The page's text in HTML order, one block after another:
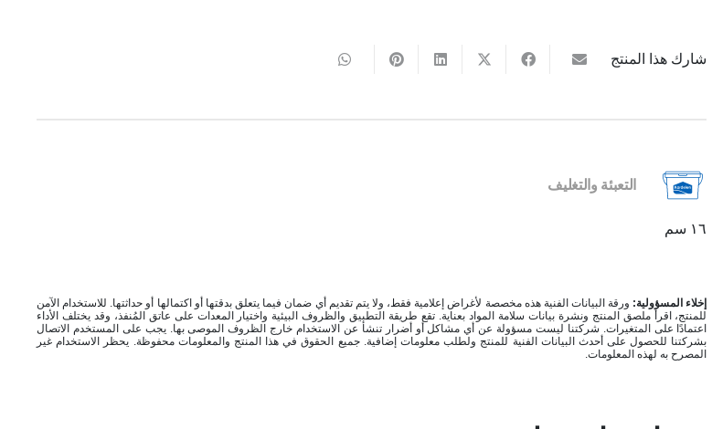
شارك هذا المنتج
التعبئة والتغليف
١٦ سم
إخلاء المسؤولية: ورقة البيانات الفنية هذه مخصصة لأغراض إعلامية فقط، ولا يتم تقديم أي ضمان فيما يتعلق بدقتها أو اكتمالها أو حداثتها. للاستخدام الآمن
للمنتج، اقرأ ملصق المنتج ونشرة بيانات سلامة المواد بعناية. تقع طريقة التطبيق والظروف البيئية واختيار المعدات على عاتق المُنفذ، وقد يختلف الأداء
اعتمادًا على المتغيرات. شركتنا ليست مسؤولة عن أي مشاكل أو أضرار تنشأ عن الاستخدام خارج الظروف الموصى بها. يجب على المستخدم الاتصال
بشركتنا للحصول على أحدث البيانات الفنية للمنتج ولطلب معلومات إضافية. جميع الحقوق في هذا المنتج والمعلومات محفوظة. يحظر الاستخدام غير
المصرح به لهذه المعلومات.